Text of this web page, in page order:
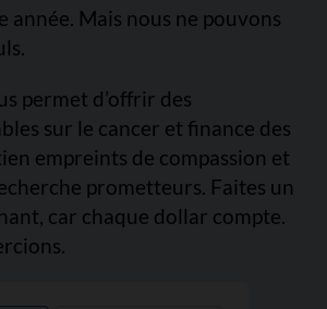
année. Mais nous ne pouvons
permet d’offrir des
sur le cancer et finance des
empreints de compassion et
prometteurs. Faites un
car chaque dollar compte.